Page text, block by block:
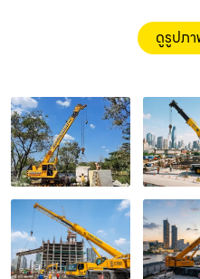
ดูรูปภ